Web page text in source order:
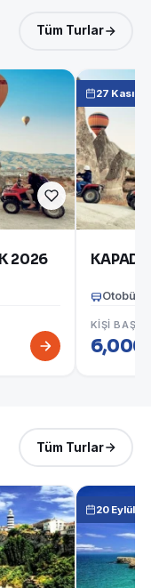
Tüm Turlar
2026
27 Kasım
Otobüs
KIŞI BAŞI
6,000
Tüm Turlar
20 Eylül